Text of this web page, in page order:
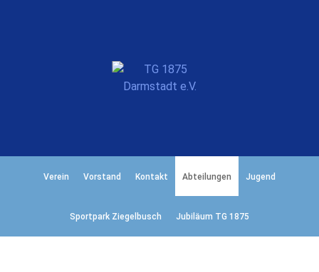
Verein Vorstand Kontakt Abteilungen Jugend
Sportpark Ziegelbusch Jubiläum TG 1875